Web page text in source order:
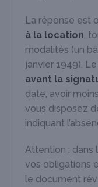
La réponse est
à la location,
modalités (un
janvier 1949).
avant la
date, avoir
vous disposez
indiquant
Attention : dans
vos obligations
le document